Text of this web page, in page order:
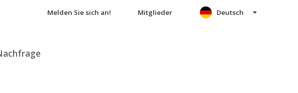
Melden Sie sich an! Mitglieder Deutsch